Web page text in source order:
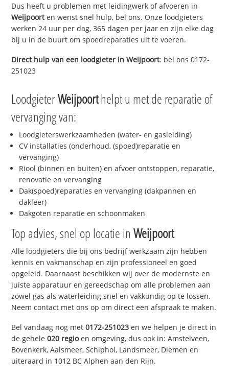
Dus heeft u problemen met leidingwerk of afvoeren in
Weijpoorten wenst snel hulp, bel ons. Onze loodgieters
werken 24 uur per dag, 365 dagen per jaar en zijn elke dag
bij u in de buurt om spoedreparaties uit te voeren.
Direct hulp van een loodgieter inWeijpoort: bel ons 0172-
251023
LoodgieterWeijpoorthelpt u met de reparatie of
vervanging van:
Loodgieterswerkzaamheden (water- en gasleiding)
CV installaties (onderhoud, (spoed)reparatie en
vervanging)
Riool (binnen en buiten) en afvoer ontstoppen, reparatie,
renovatie en vervanging
Dak(spoed)reparaties en vervanging (dakpannen en
dakleer)
Dakgoten reparatie en schoonmaken
Top advies, snel op locatie inWeijpoort
Alle loodgieters die bij ons bedrijf werkzaam zijn hebben
kennis en vakmanschap en zijn professioneel en goed
opgeleid. Daarnaast beschikken wij over de modernste en
juiste apparatuur en gereedschap om alle problemen aan
zowel gas als waterleiding snel en vakkundig op te lossen.
Neem contact met ons op om direct een afspraak te maken.
Bel vandaag nog met0172-251023 en we helpen je direct in
de gehele020 regioen omgeving, dus ook in: Amstelveen,
Bovenkerk, Aalsmeer, Schiphol, Landsmeer, Diemen en
uiteraard in 1012 BC Alphen aan den Rijn.